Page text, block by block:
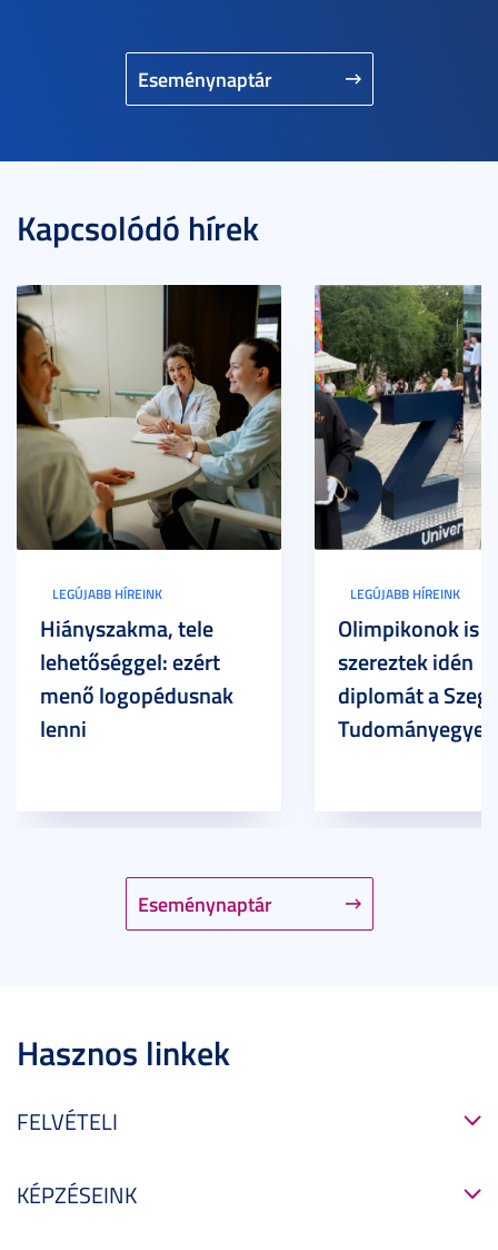
Eseménynaptár
Kapcsolódó hírek
Eseménynaptár
LEGÚJABB HÍREINK
Hiányszakma, tele
lehetőséggel: ezért
menő logopédusnak
lenni
LEGÚJABB HÍREINK
Olimpikonok is
szereztek idén
diplomát a
Hasznos linkek
FELVÉTELI
KÉPZÉSEINK